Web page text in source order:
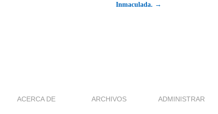
Inmaculada. →
ACERCA DE ARCHIVOS ADMINISTRAR